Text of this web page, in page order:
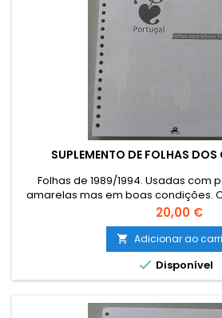
SUPLEMENTO DE FOLHAS
Folhas de 1989/1994. Usadas com
amarelas mas em boas condições.
Literatura e outro Material Filatélico
Madeira) e para o estrangeiro terá
por email para combinar o custo de
catalogues, literature and other
must be ordered...
Preço
20,00 €
 Adicionar ao
 Disponível